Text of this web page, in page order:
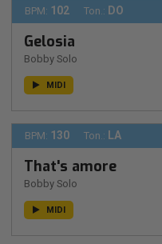
BPM: 102 Ton.: DO
Gelosia
Bobby Solo
MIDI
BPM: 130 Ton.: LA
That's amore
Bobby Solo
MIDI